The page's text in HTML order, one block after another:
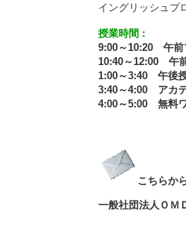
イングリッシュプ
授業時間 :
9:00～10:20 午前
10:40～12:00 午
1:00～3:40 午後
3:40～4:00 アカ
4:00～5:00 無料
こち
一般社団法人Ｏ